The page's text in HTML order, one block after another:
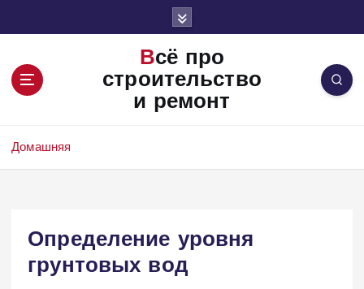
Всё про
строительство
и ремонт
Домашняя
Определение уровня
грунтовых вод